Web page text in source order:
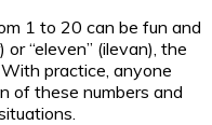
1 to 20 can be fun and
or “eleven” (ilevan), the
practice, anyone
of these numbers and